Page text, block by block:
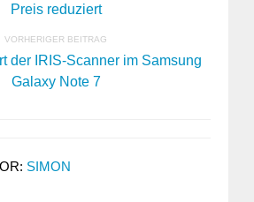
Preis reduziert
VORHERIGER BEITRAG
der IRIS-Scanner im Samsung
Galaxy Note 7
SIMON